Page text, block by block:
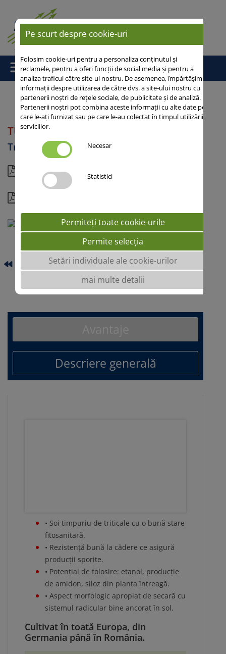
Acasă/ TULUS
TULUS
Triticale
Vedere actuală
TADEUS
TULUS
Descriere generală
• Soi timpuriu de triticale cu o bună stare
fitosanitară.
• Rezistență bună la cădere ce asigură
producții sporite.
• Potențial de folosire: etanol, producție
de amidon, siloz din planta întreagă.
• Aspect morfologic apropiat de secară cu
sistemul radicular bine ancorat în sol.
Cultivat în toată Europa, din
Germania până în România.
Pe scurt despre cookie-uri
Folosim cookie-uri pentru a personaliza conținutul și
reclamele, pentru a oferi funcții de social media și pentru a
analiza traficul către site-ul nostru. De asemenea, împărtășim
informații despre utilizarea de către dvs. a site-ului nostru cu
partenerii noștri de rețele sociale, de publicitate și de analiză.
Partenerii noștri pot combina aceste informații cu alte date pe
care le-ați furnizat sau pe care le-au colectat în timpul utilizării
serviciilor.
Necesar
Statistici
Permiteți toate cookie-urile
Permite selecția
Setări individuale ale cookie-urilor
mai multe detalii